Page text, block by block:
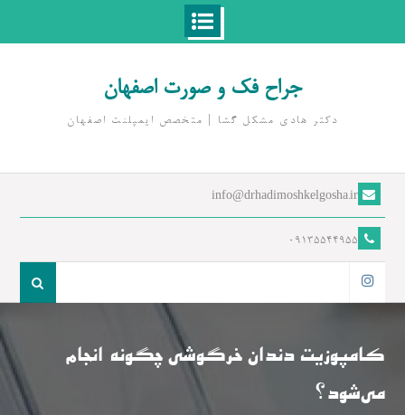
جراح فک و صورت اصفهان
دکتر هادی مشکل گشا | متخصص ايمپلنت اصفهان
info@drhadimoshkelgosha.ir
09135544955
کامپوزیت دندان خرگوشی چگونه انجام
می‌شود؟